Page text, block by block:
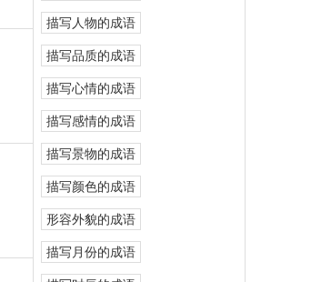
描写人物的成语
描写品质的成语
描写心情的成语
描写感情的成语
描写景物的成语
描写颜色的成语
形容外貌的成语
描写月份的成语